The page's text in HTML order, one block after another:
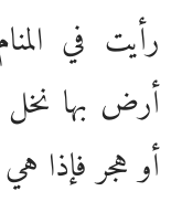
رأيت في
أرض بها نخل
أو هجر فإذا هي